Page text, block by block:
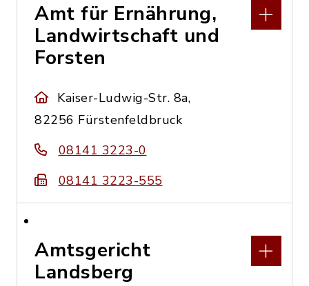
Amt für Ernährung,
Landwirtschaft und
Forsten
Kaiser-Ludwig-Str. 8a,
82256 Fürstenfeldbruck
08141 3223-0
08141 3223-555
Amtsgericht
Landsberg